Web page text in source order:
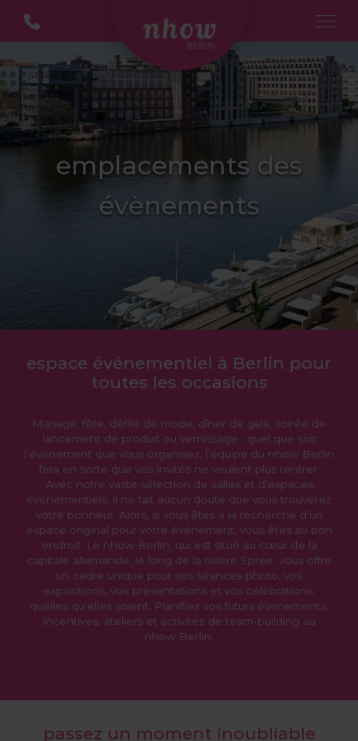
emplacements des
évènements
espace événementiel à Berlin pour
toutes les occasions
Mariage, fête, défilé de mode, dîner de gala, soirée de
lancement de produit ou vernissage : quel que soit
l’événement que vous organisez, l’équipe du nhow Berlin
fera en sorte que vos invités ne veulent plus rentrer.
Avec notre vaste sélection de salles et d’espaces
événementiels, il ne fait aucun doute que vous trouverez
votre bonheur. Alors, si vous êtes à la recherche d’un
espace original pour votre événement, vous êtes au bon
endroit. Le nhow Berlin, qui est situé au cœur de la
capitale allemande, le long de la rivière Spree, vous offre
un cadre unique pour vos séances photo, vos
expositions, vos présentations et vos célébrations,
quelles qu’elles soient. Planifiez vos futurs événements,
incentives, ateliers et activités de team-building au
nhow Berlin.
passez un moment inoubliable